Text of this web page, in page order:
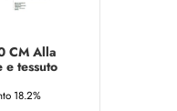
CM Alla
e tessuto
18.2%